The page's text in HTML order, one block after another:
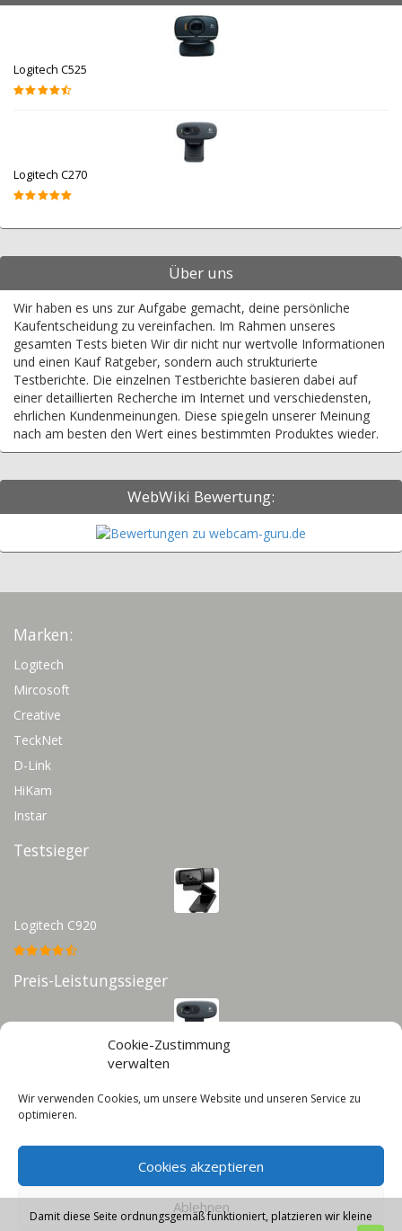
Cookie-Zustimmung
verwalten
Wir verwenden Cookies, um unsere Website und unseren Service zu
optimieren.
Cookies akzeptieren
Ablehnen
Logitech C525
Logitech C270
Über uns
Wir haben es uns zur Aufgabe gemacht, deine persönliche
Kaufentscheidung zu vereinfachen. Im Rahmen unseres
gesamten Tests bieten Wir dir nicht nur wertvolle Informationen
und einen Kauf Ratgeber, sondern auch strukturierte
Testberichte. Die einzelnen Testberichte basieren dabei auf
einer detaillierten Recherche im Internet und verschiedensten,
ehrlichen Kundenmeinungen. Diese spiegeln unserer Meinung
nach am besten den Wert eines bestimmten Produktes wieder.
WebWiki Bewertung:
Marken:
Logitech
Mircosoft
Creative
TeckNet
D-Link
HiKam
Instar
Testsieger
Logitech C920
Preis-Leistungssieger
Infos
Cookie-Richtlinie (EU)
Damit diese Seite ordnungsgemäß funktioniert, platzieren wir kleine